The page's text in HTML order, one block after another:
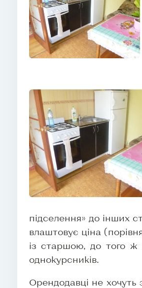
підселення» до інших
влаштовує ціна
із старшою, до того ж
однокурсників.
Орендодавці не